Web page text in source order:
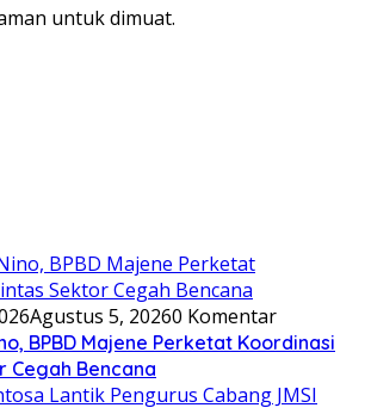
untuk dimuat.
Agustus 5, 20260 Komentar
BPBD Majene Perketat Koordinasi
Cegah Bencana